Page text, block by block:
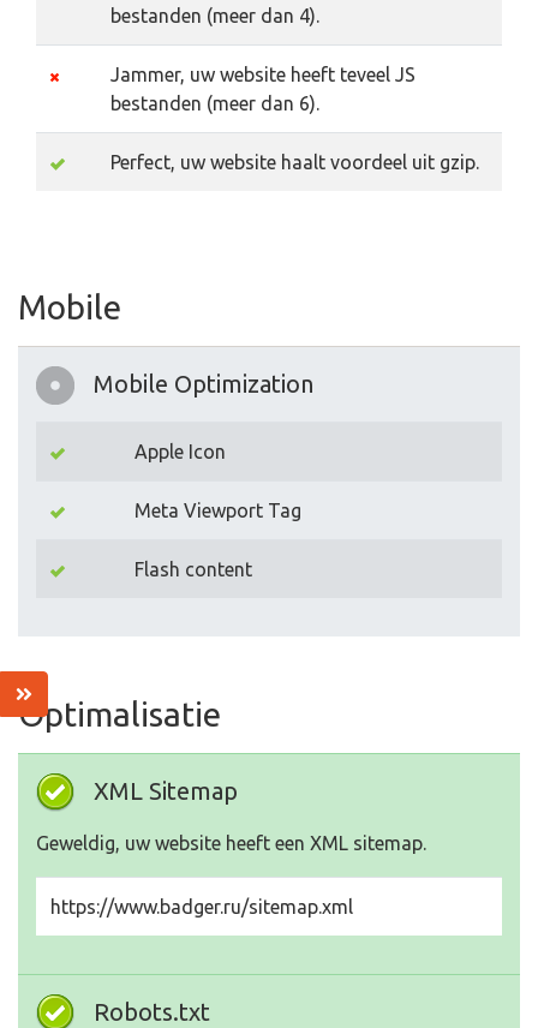
bestanden (meer dan 4).
Jammer, uw website heeft teveel JS
bestanden (meer dan 6).
Perfect, uw website haalt voordeel uit gzip.
Mobile
Mobile Optimization
Apple Icon
Meta Viewport Tag
Flash content
Optimalisatie
XML Sitemap
Geweldig, uw website heeft een XML sitemap.
https://www.badger.ru/sitemap.xml
Robots.txt